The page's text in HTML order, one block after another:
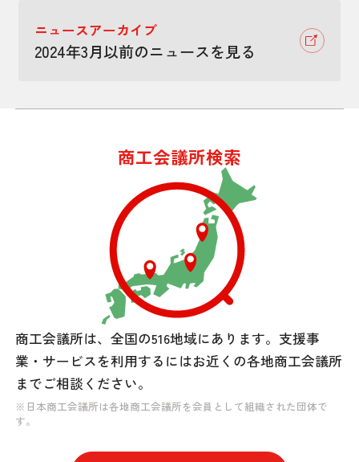
ニュースアーカイブ
2024年3月以前のニュースを見る
商工会議所検索
商工会議所は、全国の516地域にあります。 支援事
業・サービスを利用するにはお近くの各地商工会議所
までご相談ください。
※日本商工会議所は各地商工会議所を会員として組織された団体で
す。